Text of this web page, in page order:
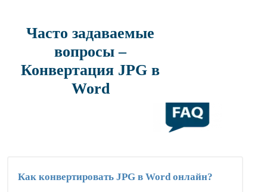
Часто задаваемые
вопросы –
Конвертация JPG в
Word
Как конвертировать JPG в Word онлайн?